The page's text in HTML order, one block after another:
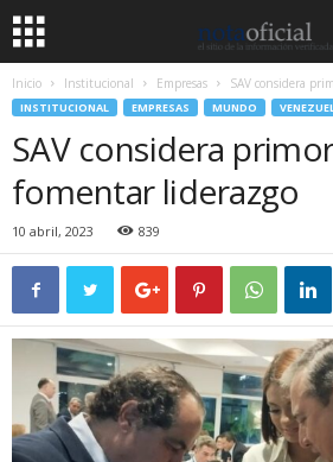
Inicio Institucional Empresas SAV considera
INSTITUCIONAL EMPRESAS MUNDO
SAV considera
fomentar liderazgo
10 abril, 2023 839